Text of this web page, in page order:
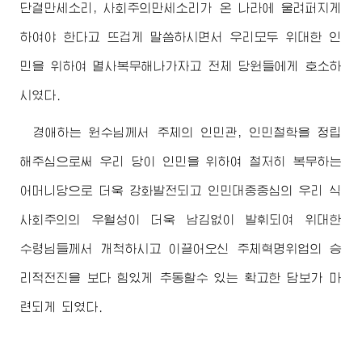
단결만세소리, 사회주의만세소리가 온 나라에 울려퍼지게
하여야 한다고 뜨겁게 말씀하시면서 우리모두 위대한 인
민을 위하여 멸사복무해나가자고 전체 당원들에게 호소하
시였다.
경애하는 원수님 께서 주체의 인민관, 인민철학을 정립
해주심으로써 우리 당이 인민을 위하여 철저히 복무하는
어머니당으로 더욱 강화발전되고 인민대중중심의 우리 식
사회주의의 우월성이 더욱 남김없이 발휘되여 위대한
수령님 들께서 개척하시고 이끌어오신 주체혁명위업의 승
리적전진을 보다 힘있게 추동할수 있는 확고한 담보가 마
련되게 되였다.